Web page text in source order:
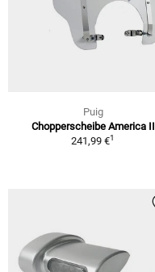
Puig
Chopperscheibe America II
241,99 €1